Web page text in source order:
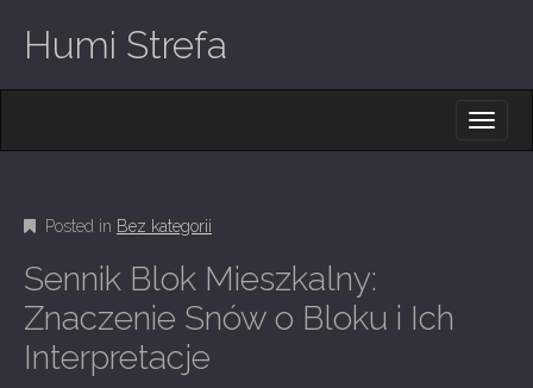
Humi Strefa
M
E
N
U
C
N
T
E
N
T
Posted in Bez kategorii
Sennik Blok Mieszkalny:
Znaczenie Snów o Bloku i Ich
Interpretacje